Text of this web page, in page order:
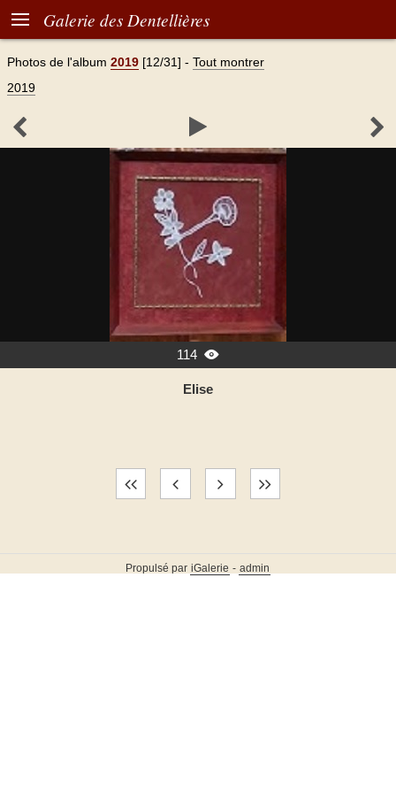
 Galerie des Dentellières
Photos de l'album 2019 [12/31] - Tout montrer
2019
  
114 
Elise
Propulsé par iGalerie - admin